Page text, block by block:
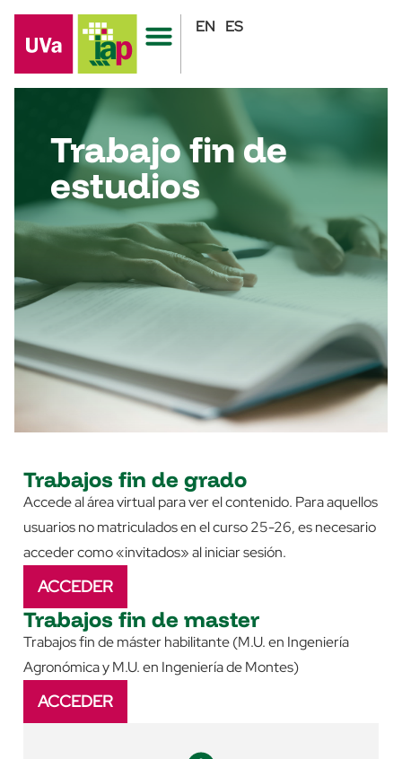
EN ES
Trabajo fin de
estudios
Trabajos fin de grado
Accede al área virtual para ver el contenido. Para aquellos
usuarios no matriculados en el curso 25-26, es necesario
acceder como «invitados» al iniciar sesión.
ACCEDER
Trabajos fin de master
Trabajos fin de máster habilitante (M.U. en Ingeniería
Agronómica y M.U. en Ingeniería de Montes)
ACCEDER